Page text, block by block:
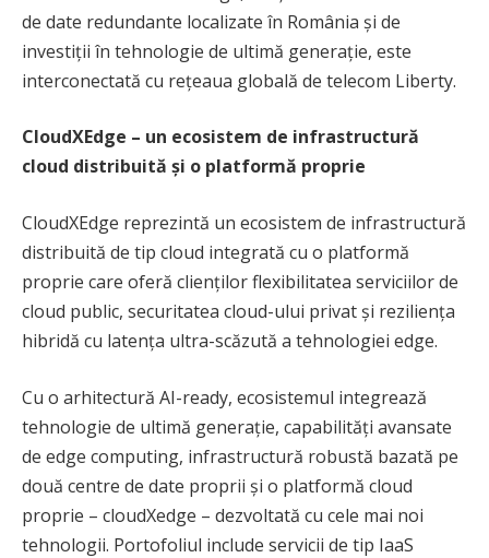
de date redundante localizate în România și de
investiții în tehnologie de ultimă generație, este
interconectată cu rețeaua globală de telecom Liberty.
CloudXEdge – un ecosistem de infrastructură
cloud distribuită și o platformă proprie
CloudXEdge reprezintă un ecosistem de infrastructură
distribuită de tip cloud integrată cu o platformă
proprie care oferă clienților flexibilitatea serviciilor de
cloud public, securitatea cloud-ului privat și reziliența
hibridă cu latența ultra-scăzută a tehnologiei edge.
Cu o arhitectură AI-ready, ecosistemul integrează
tehnologie de ultimă generație, capabilități avansate
de edge computing, infrastructură robustă bazată pe
două centre de date proprii și o platformă cloud
proprie – cloudXedge – dezvoltată cu cele mai noi
tehnologii. Portofoliul include servicii de tip IaaS